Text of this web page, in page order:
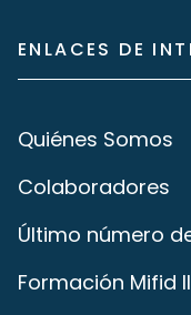
ENLACES DE
Quiénes Somos
Colaboradores
Último número
Formación Mifid II